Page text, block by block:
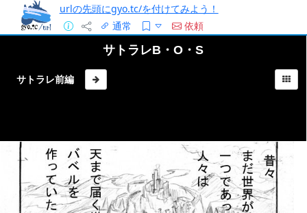
urlの先頭にgyo.tc/を付けてみよう！
通常
依頼